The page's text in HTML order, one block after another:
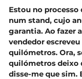
Estou no processo
num stand, cujo
garantia. Ao fazer
vendedor
quilómetros. Ora,
quilómetros deixo
disse-me que sim.